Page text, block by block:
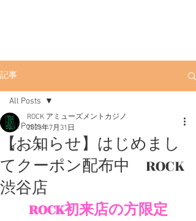
記事
All Posts
イベント
All Posts
【お知らせ】はじめまし
てクーポン配布中 ROCK
渋谷店
ROCK アミューズメントカジノ
2023年7月31日
ROCK初来店の方限定